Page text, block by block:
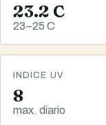
23.2 C
23–25 C
INDICE UV
8
max. diario